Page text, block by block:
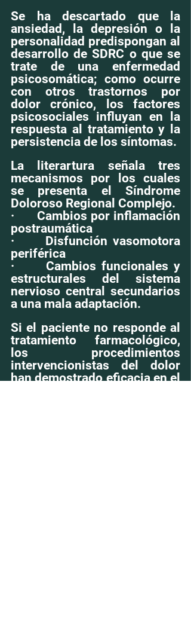
Se ha descartado que la
ansiedad, la depresión o la
personalidad predispongan al
desarrollo de SDRC o que se
trate de una enfermedad
psicosomática; como ocurre
con otros trastornos por
dolor crónico, los factores
psicosociales influyan en la
respuesta al tratamiento y la
persistencia de los síntomas.
La literartura señala tres
mecanismos por los cuales
se presenta el Síndrome
Doloroso Regional Complejo.
·      Cambios por inflamación
postraumática
·      Disfunción vasomotora
periférica
·      Cambios funcionales y
estructurales del sistema
nervioso central secundarios
a una mala adaptación.
Si el paciente no responde al
tratamiento farmacológico,
los procedimientos
intervencionistas del dolor
han demostrado eficacia en el